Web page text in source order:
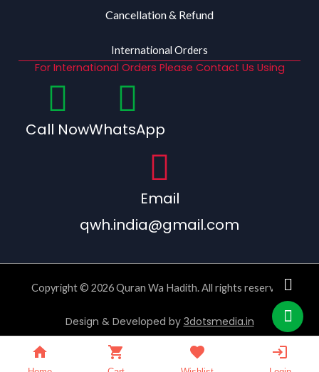
Cancellation & Refund
International Orders
For International Orders Please Contact Us Using
Call NowWhatsApp
Email
qwh.india@gmail.com
Copyright © 2026 Quran Wa Hadith. All rights reserved.
Design & Developed by 3dotsmedia.in